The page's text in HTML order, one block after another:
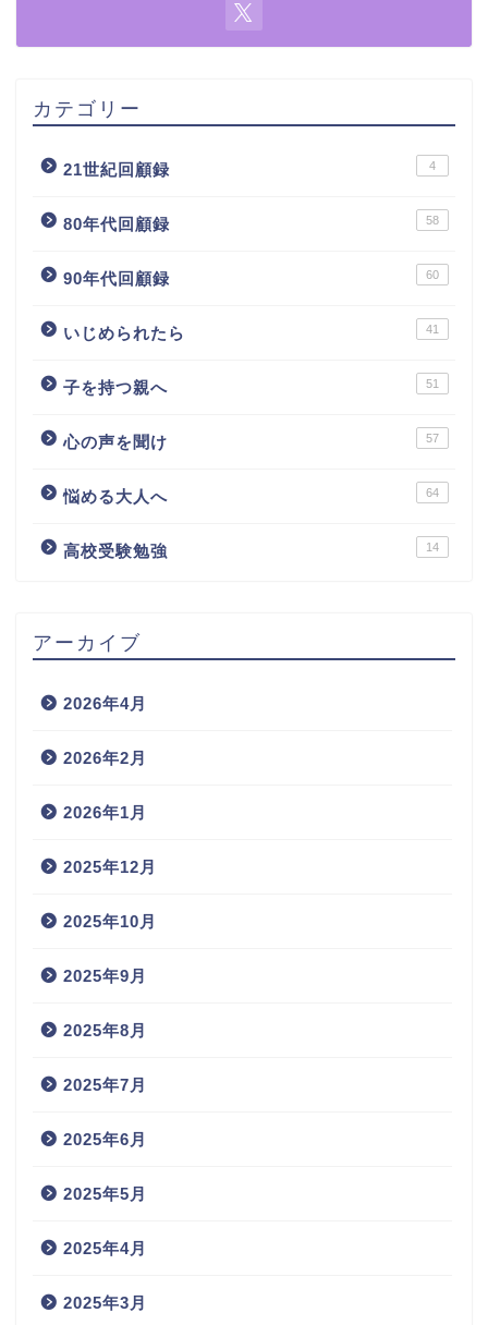
カテゴリー
21世紀回顧録 4
80年代回顧録 58
90年代回顧録 60
いじめられたら 41
子を持つ親へ 51
心の声を聞け 57
悩める大人へ 64
高校受験勉強 14
アーカイブ
2026年4月
2026年2月
2026年1月
2025年12月
2025年10月
2025年9月
2025年8月
2025年7月
2025年6月
2025年5月
2025年4月
2025年3月